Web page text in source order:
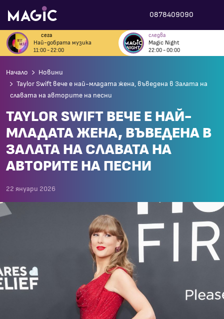
0878409090
сега
Най-добрата музика
11:00 - 22:00
следва
Magic Night
22:00 - 00:00
Начало
Новини
Taylor Swift вече е най-младата жена, въведена в Залата на
славата на авторите на песни
TAYLOR SWIFT ВЕЧЕ Е НАЙ-
МЛАДАТА ЖЕНА, ВЪВЕДЕНА В
ЗАЛАТА НА СЛАВАТА НА
АВТОРИТЕ НА ПЕСНИ
22 януари 2026